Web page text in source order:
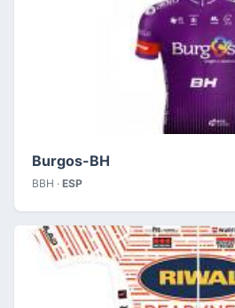
Burgos-BH
BBH · ESP